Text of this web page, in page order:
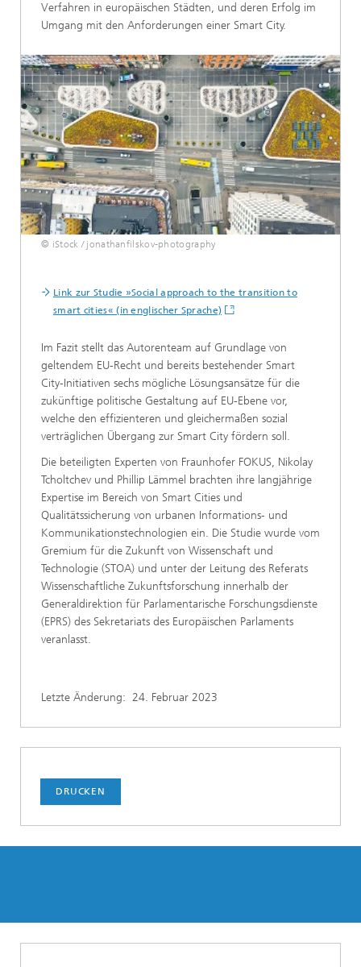
Verfahren in europäischen Städten, und deren Erfolg im
Umgang mit den Anforderungen einer Smart City.
© iStock / jonathanfilskov-photography
Link zur Studie »Social approach to the transition to
smart cities« (in englischer Sprache)
Im Fazit stellt das Autorenteam auf Grundlage von
geltendem EU-Recht und bereits bestehender Smart
City-Initiativen sechs mögliche Lösungsansätze für die
zukünftige politische Gestaltung auf EU-Ebene vor,
welche den effizienteren und gleichermaßen sozial
verträglichen Übergang zur Smart City fördern soll.
Die beteiligten Experten von Fraunhofer FOKUS, Nikolay
Tcholtchev und Phillip Lämmel brachten ihre langjährige
Expertise im Bereich von Smart Cities und
Qualitätssicherung von urbanen Informations- und
Kommunikationstechnologien ein. Die Studie wurde vom
Gremium für die Zukunft von Wissenschaft und
Technologie (STOA) und unter der Leitung des Referats
Wissenschaftliche Zukunftsforschung innerhalb der
Generaldirektion für Parlamentarische Forschungsdienste
(EPRS) des Sekretariats des Europäischen Parlaments
veranlasst.
Letzte Änderung: 24. Februar 2023
DRUCKEN